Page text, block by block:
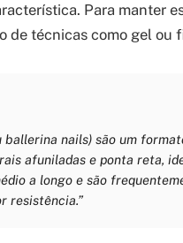
Para manter
de técnicas como gel
ballerina nails) são um
afuniladas e ponta reta,
a longo e são
resistência.”